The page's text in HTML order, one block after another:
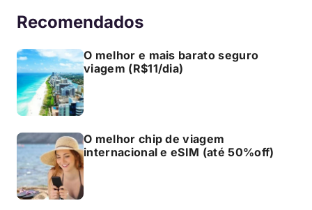
Recomendados
O melhor e mais barato seguro
viagem (R$11/dia)
O melhor chip de viagem
internacional e eSIM (até 50%off)